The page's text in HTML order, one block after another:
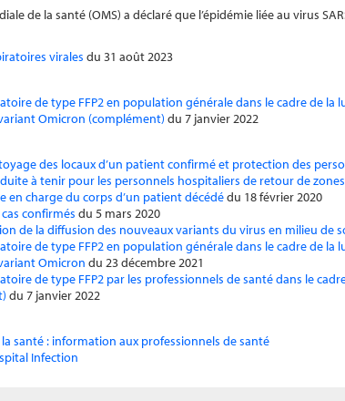
de la santé (OMS) a déclaré que l’épidémie liée au virus
virales du 31 août 2023
de type FFP2 en population générale dans le cadre de la
Omicron (complément) du 7 janvier 2022
des locaux d’un patient confirmé et protection des
à tenir pour les personnels hospitaliers de retour de
en charge du corps d’un patient décédédu 18 février 2020
confirmés du 5 mars 2020
de la diffusion des nouveaux variants du virus en milieu de
de type FFP2 en population générale dans le cadre de la
Omicron du 23 décembre 2021
de type FFP2 par les professionnels de santé dans le
du 7 janvier 2022
santé : information aux professionnels de santé
Infection